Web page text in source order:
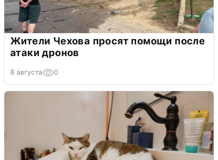
Жители Чехова просят помощи после
атаки дронов
8 августа 0